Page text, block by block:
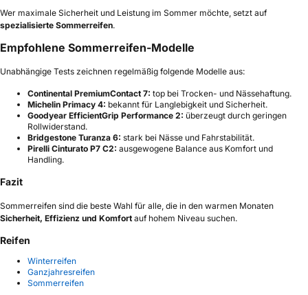
Wer maximale Sicherheit und Leistung im Sommer möchte, setzt auf
spezialisierte Sommerreifen.
Empfohlene Sommerreifen-Modelle
Unabhängige Tests zeichnen regelmäßig folgende Modelle aus:
Continental PremiumContact 7: top bei Trocken- und Nässehaftung.
Michelin Primacy 4: bekannt für Langlebigkeit und Sicherheit.
Goodyear EfficientGrip Performance 2: überzeugt durch geringen
Rollwiderstand.
Bridgestone Turanza 6: stark bei Nässe und Fahrstabilität.
Pirelli Cinturato P7 C2: ausgewogene Balance aus Komfort und
Handling.
Fazit
Sommerreifen sind die beste Wahl für alle, die in den warmen Monaten
Sicherheit, Effizienz und Komfort auf hohem Niveau suchen.
Reifen
Winterreifen
Ganzjahresreifen
Sommerreifen